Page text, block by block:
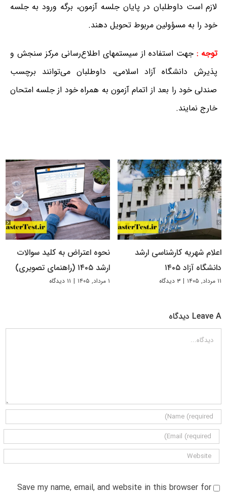
لازم است داوطلبان در پایان جلسه آزمون، برگه ورود به جلسه
خود را به مسؤولین مربوط تحویل دهند.
توجه : جهت استفاده از سیستمهای اطلاع‌رسانی مرکز سنجش و
پذیرش دانشگاه آزاد اسلامی، داوطلبان می‌توانند برچسب
صندلی خود را بعد از اتمام آزمون به همراه خود از جلسه امتحان
خارج نمایند.
اعلام شهریه کارشناسی ارشد
دانشگاه آزاد ۱۴۰۵
۱۱ مرداد, ۱۴۰۵ | ۳ دیدگاه
نحوه اعتراض به کلید سوالات
ارشد ۱۴۰۵ (راهنمای تصویری)
۱ مرداد, ۱۴۰۵ | ۱۱ دیدگاه
Leave A دیدگاه
دیدگاه
Save my name, email, and website in this browser for